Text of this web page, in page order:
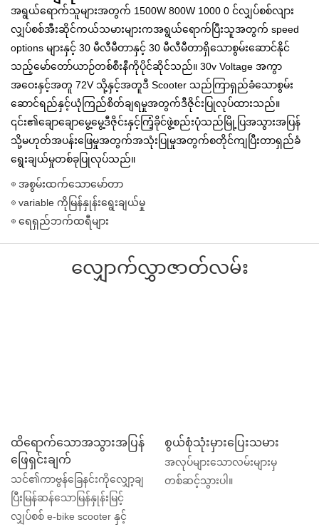
အရွယ်ရောက်သူများအတွက် 1500W 800W 1000 0 င်လျှပ်စစ်လျား
လျှပ်စစ်အီးဆိုင်ကယ်သမားများကအရွယ်ရောက်ပြီးသူအတွက် speed
options များနှင့် 30 မီလီမီတာနှင့် 30 မီလီမီတာရှိသောစွမ်းဆောင်နိုင်
သည့်မော်တော်ယာဉ်တစ်စီးနီကိုပိုင်ဆိုင်သည်။ 30v Voltage အကွာ
အဝေးနှင့်အတူ 72V သို့နှင့်အတူဒီ Scooter သည်ကြာရှည်ခံသောစွမ်း
ဆောင်ရည်နှင့်ယုံကြည်စိတ်ချရမှုအတွက်ဒီဇိုင်းပြုလုပ်ထားသည်။
၎င်း၏ချောချောမွေ့မွေ့ဒီဇိုင်းနှင့်ကြံ့ခိုင်ဖွဲ့စည်းပုံသည်မြို့ပြအသွားအပြန်
သို့မဟုတ်အပန်းဖြေမှုအတွက်အသုံးပြုမှုအတွက်စတိုင်ကျပြီးတာရှည်ခံ
ရွေးချယ်မှုတစ်ခုပြုလုပ်သည်။
◎ အစွမ်းထက်သောမော်တာ
◎ variable ကိုမြန်နှုန်းရွေးချယ်မှု
◎ ရေရှည်ဘက်ထရီများ
လျှောက်လွှာဇာတ်လမ်း
ထိရောက်သောအသွားအပြန်
ဖြေရှင်းချက်
သင်၏ကာဗွန်ခြေနင်းကိုလျှော့ချ
ပြီးမြန်ဆန်သောမြန်နှုန်းမြင့်
လျှပ်စစ် e-bike scooter နှင့်
စွယ်စုံသုံးမှားပြေးသမား
အလုပ်များသောလမ်းများမှ
တစ်ဆင့်သွားပါ။